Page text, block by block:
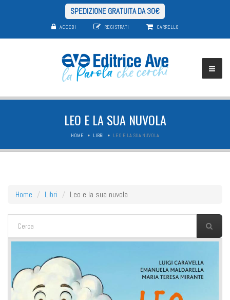
SPEDIZIONE GRATUITA DA 30€
ACCEDI REGISTRATI CARRELLO
LEO E LA SUA NUVOLA
HOME LIBRI LEO E LA SUA NUVOLA
Home Libri Leo e la sua nuvola
FORM DI RICERCA